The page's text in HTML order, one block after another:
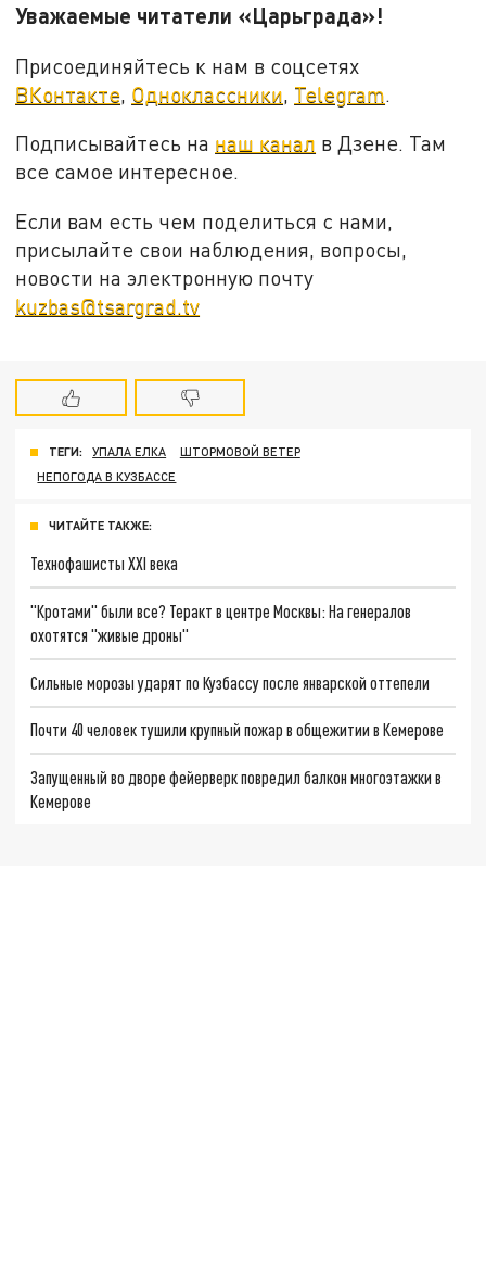
Уважаемые читатели «Царьграда»!
Присоединяйтесь к нам в соцсетях
ВКонтакте Одноклассники Telegram
Подписывайтесь на наш канал в Дзене. Там
все самое интересное.
Если вам есть чем поделиться с нами,
присылайте свои наблюдения, вопросы,
новости на электронную почту
kuzbas@tsargrad.tv
ТЕГИ: УПАЛА ЕЛКА
ШТОРМОВОЙ ВЕТЕР
НЕПОГОДА В КУЗБАССЕ
ЧИТАЙТЕ ТАКЖЕ:
Технофашисты XXI века
"Кротами" были все? Теракт в центре Москвы: На генералов
охотятся "живые дроны"
Сильные морозы ударят по Кузбассу после январской оттепели
Почти 40 человек тушили крупный пожар в общежитии в Кемерове
Запущенный во дворе фейерверк повредил балкон многоэтажки в
Кемерове